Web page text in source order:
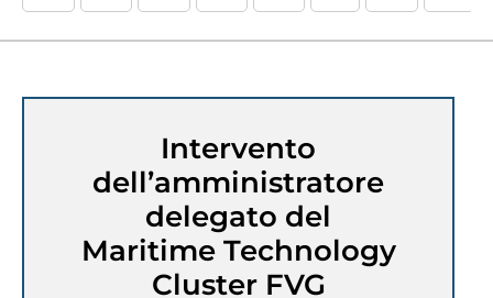
Intervento
dell’amministratore
delegato del
Maritime Technology
Cluster FVG